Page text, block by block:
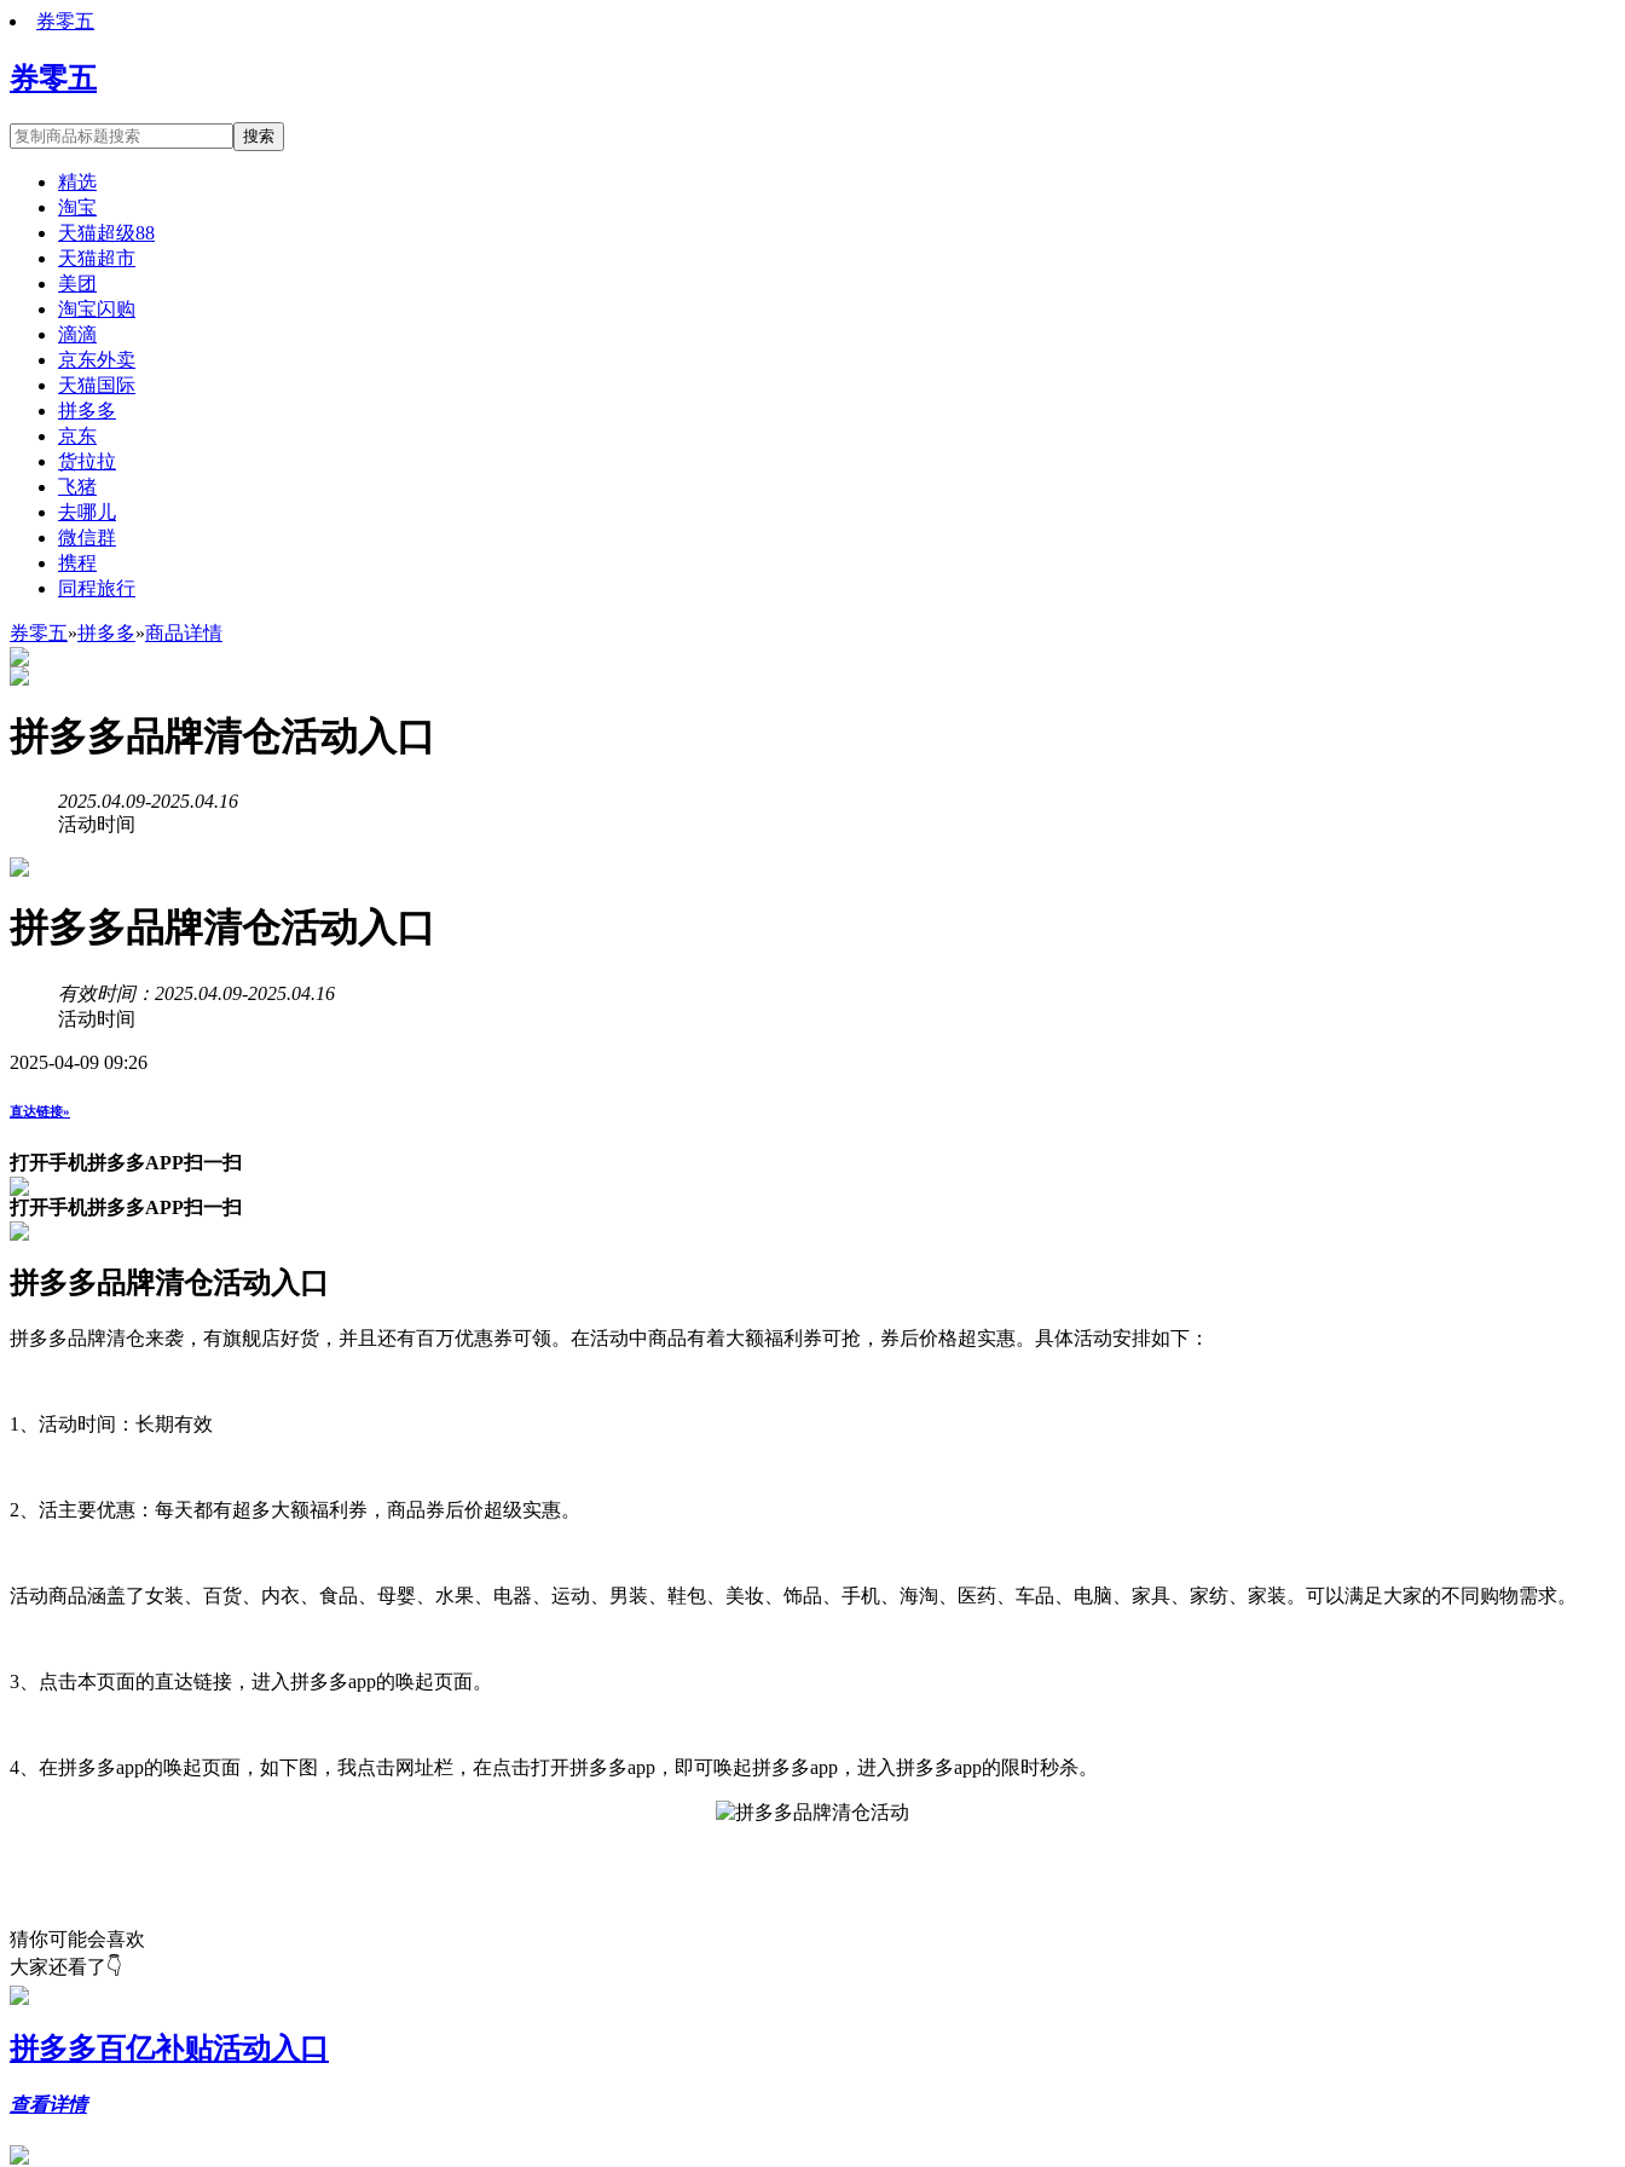
券零五
券零五
搜索
精选
淘宝
天猫超级88
天猫超市
美团
淘宝闪购
滴滴
京东外卖
天猫国际
拼多多
京东
货拉拉
飞猪
去哪儿
微信群
携程
同程旅行
券零五»拼多多»商品详情
拼多多品牌清仓活动入口
2025.04.09-2025.04.16
活动时间
拼多多品牌清仓活动入口
有效时间：2025.04.09-2025.04.16
活动时间
2025-04-09 09:26
直达链接»
打开手机拼多多APP扫一扫
打开手机拼多多APP扫一扫
拼多多品牌清仓活动入口
拼多多品牌清仓来袭，有旗舰店好货，并且还有百万优惠券可领。在活动中商品有着大额福利券可抢，券后价格超实惠。具体活动安排如下：
1、活动时间：长期有效
2、活主要优惠：每天都有超多大额福利券，商品券后价超级实惠。
活动商品涵盖了女装、百货、内衣、食品、母婴、水果、电器、运动、男装、鞋包、美妆、饰品、手机、海淘、医药、车品、电脑、家具、家纺、家装。可以满足大家的不同购物需求。
3、点击本页面的直达链接，进入拼多多app的唤起页面。
4、在拼多多app的唤起页面，如下图，我点击网址栏，在点击打开拼多多app，即可唤起拼多多app，进入拼多多app的限时秒杀。
猜你可能会喜欢
大家还看了👇
拼多多百亿补贴活动入口
查看详情